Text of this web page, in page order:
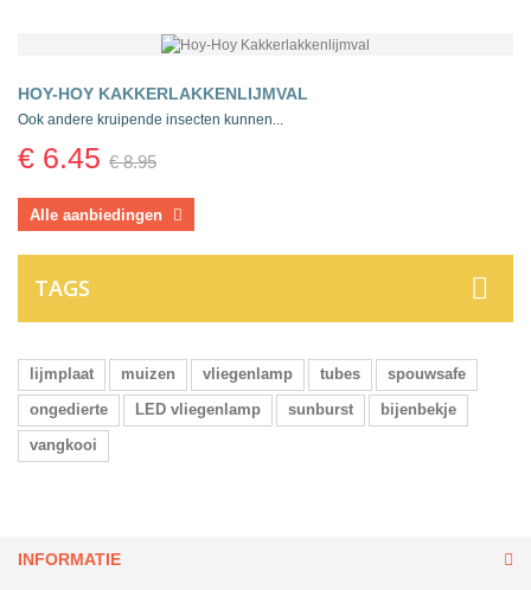
HOY-HOY KAKKERLAKKENLIJMVAL
Ook andere kruipende insecten kunnen...
€ 6.45 € 8.95
Alle aanbiedingen
TAGS
lijmplaat muizen vliegenlamp tubes
spouwsafe
ongedierte
LED vliegenlamp sunburst
bijenbekje
vangkooi
INFORMATIE